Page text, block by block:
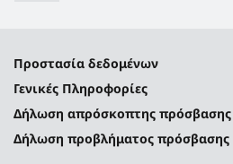
Προστασία δεδομένων
Γενικές Πληροφορίες
Δήλωση απρόσκοπτης πρόσβασης
Δήλωση προβλήματος πρόσβασης